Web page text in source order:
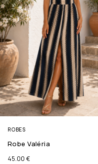
ROBES
Robe Valéria
45.00 €